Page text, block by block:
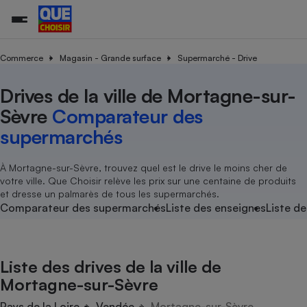
Commerce Magasin - Grande surface Supermarché - Drive
Drives de la ville de Mortagne-sur-
Sèvre Comparateur des
supermarchés
À Mortagne-sur-Sèvre, trouvez quel est le drive le moins cher de
votre ville. Que Choisir relève les prix sur une centaine de produits
et dresse un palmarès de tous les supermarchés.
Comparateur des supermarchésListe des enseignesListe
Liste des drives de la ville de
Mortagne-sur-Sèvre
Additifs
Nutrition
Assurance auto
Magasin - Grande surface
Marketing - Fidélisation
Organismes de défense
Système judiciaire
Air
Energie
Achat - Vente - Travaux
Location
Sport
Vacances - Tourisme
électrique
Démarche administrative
Senior
Service marchand
Train
Transport aérien
Toutes les actualités
Enquêtes
Guides d'achat
Conseils
Brèves
Tous les services
Soumettre un litige
Lettres types
Tous nos combats
Nos actions
Nos grandes victoires
Les billets de la présidente
Nos associations locales
Nous rejoindre
nous ?
L’association
Nos missions
Notre méthodologie
Notre financement
Nos partenaires
Nous rejoindre